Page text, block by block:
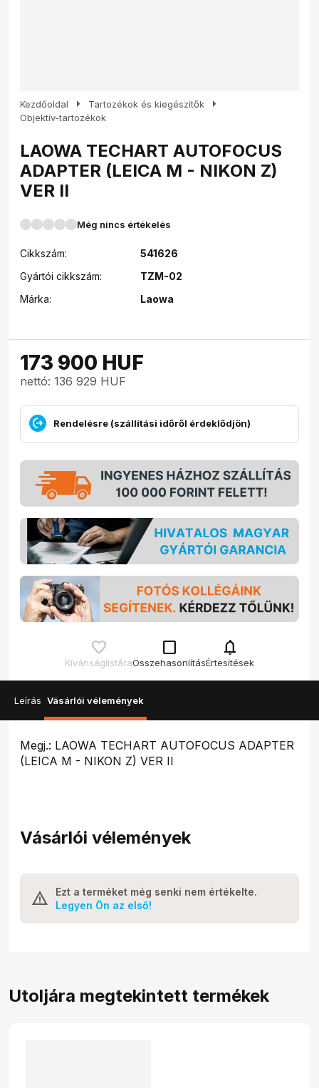
Kezdőoldal arrow_right Tartozékok és kiegészítők arrow_right
Objektív-tartozékok
LAOWA TECHART AUTOFOCUS
ADAPTER (LEICA M - NIKON Z)
VER II
Még nincs értékelés
Cikkszám:
541626
Gyártói cikkszám:
TZM-02
Márka:
Laowa
173 900 HUF
nettó: 136 929 HUF
Rendelésre (szállítási időről érdeklődjön)
Kívánságlistára
check_box_outline_blank
Összehasonlítás
notifications
Értesítések
Leírás Vásárlói vélemények
Megj.: LAOWA TECHART AUTOFOCUS ADAPTER
(LEICA M - NIKON Z) VER II
Vásárlói vélemények
Ezt a terméket még senki nem értékelte.
Legyen Ön az első!
Utoljára megtekintett termékek